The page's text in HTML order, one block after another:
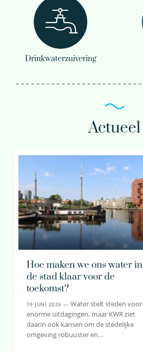
Drinkwaterzuivering
Actueel
Hoe maken we ons water in
de stad klaar voor de
toekomst?
19 JUNI 2026 —Water stelt steden voor
enorme uitdagingen, maar KWR ziet
daarin ook kansen om de stedelijke
omgeving robuuster en…